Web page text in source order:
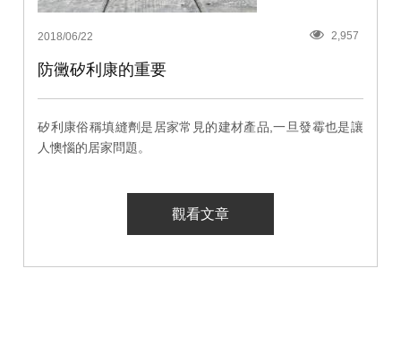
2018/06/22 2,957
防黴矽利康的重要
矽利康俗稱填縫劑是居家常見的建材產品,一旦發霉也是讓
人懊惱的居家問題。
觀看文章